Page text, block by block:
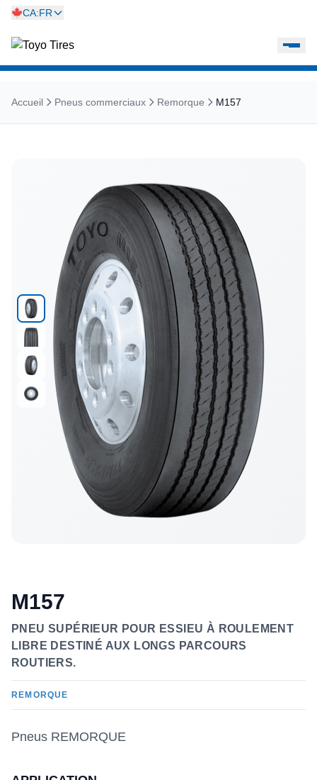
CA:FR
Accueil Pneus commerciaux Remorque M157
M157
PNEU SUPÉRIEUR POUR ESSIEU À ROULEMENT
LIBRE DESTINÉ AUX LONGS PARCOURS
ROUTIERS.
REMORQUE
Pneus REMORQUE